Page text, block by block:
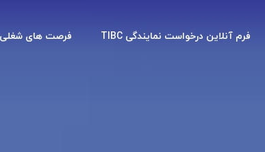
فرم آنلاین درخواست نمایندگی TIBC فرصت های شغلی